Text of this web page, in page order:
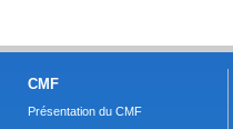
CMF
Présentation du CMF